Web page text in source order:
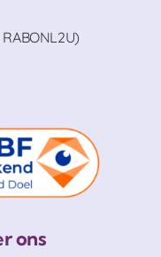
ons